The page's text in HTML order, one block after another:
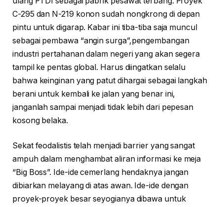
C-295 dan N-219 konon sudah nongkrong di depan
pintu untuk digarap. Kabar ini tiba-tiba saja muncul
sebagai pembawa “angin surga”,pengembangan
industri pertahanan dalam negeri yang akan segera
tampil ke pentas global. Harus diingatkan selalu
bahwa keinginan yang patut dihargai sebagai langkah
berani untuk kembali ke jalan yang benar ini,
janganlah sampai menjadi tidak lebih dari pepesan
kosong belaka.
Sekat feodalistis telah menjadi barrier yang sangat
ampuh dalam menghambat aliran informasi ke meja
“Big Boss”. Ide-ide cemerlang hendaknya jangan
dibiarkan melayang di atas awan. Ide-ide dengan
proyek-proyek besar seyogianya dibawa untuk